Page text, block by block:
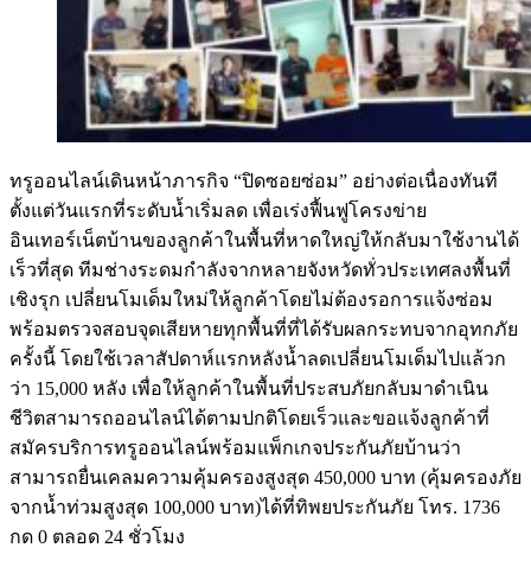
ทรูออนไลน์เดินหน้าภารกิจ “ปิดซอยซ่อม” อย่างต่อเนื่องทันที
ตั้งแต่วันแรกที่ระดับน้ำเริ่มลด เพื่อเร่งฟื้นฟูโครงข่าย
อินเทอร์เน็ตบ้านของลูกค้าในพื้นที่หาดใหญ่ให้กลับมาใช้งานได้
เร็วที่สุด ทีมช่างระดมกำลังจากหลายจังหวัดทั่วประเทศลงพื้นที่
เชิงรุก เปลี่ยนโมเด็มใหม่ให้ลูกค้าโดยไม่ต้องรอการแจ้งซ่อม
พร้อมตรวจสอบจุดเสียหายทุกพื้นที่ที่ได้รับผลกระทบจากอุทกภัย
ครั้งนี้ โดยใช้เวลาสัปดาห์แรกหลังน้ำลดเปลี่ยนโมเด็มไปแล้วก
ว่า 15,000 หลัง เพื่อให้ลูกค้าในพื้นที่ประสบภัยกลับมาดำเนิน
ชีวิตสามารถออนไลน์ได้ตามปกติโดยเร็วและขอแจ้งลูกค้าที่
สมัครบริการทรูออนไลน์พร้อมแพ็กเกจประกันภัยบ้านว่า
สามารถยื่นเคลมความคุ้มครองสูงสุด 450,000 บาท (คุ้มครองภัย
จากน้ำท่วมสูงสุด 100,000 บาท)ได้ที่ทิพยประกันภัย โทร. 1736
กด 0 ตลอด 24 ชั่วโมง